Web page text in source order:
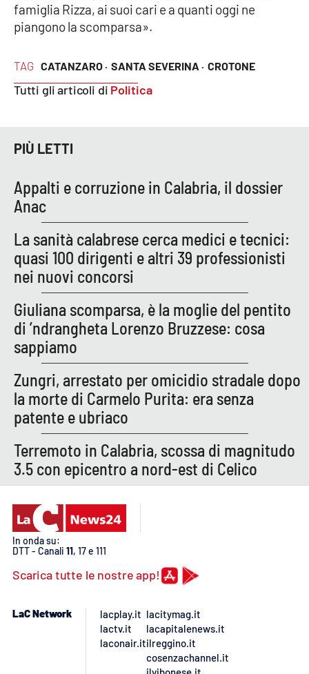
LaC Network
Catanzaro
Vibo Valentia
Reggio Calabria
Cosenza
Lamezia Terme
PROGETTI
Buona Sanità Calabria
LA
CALABRIAVISIONE
Destinazioni
Eventi
Food
TAG CATANZARO · SANTA SEVERINA · CROTONE
Tutti gli articoli di Politica
famiglia Rizza, ai suoi cari e a quanti oggi ne
piangono la scomparsa».
PIÙ LETTI
Appalti e corruzione in Calabria, il dossier
Anac
La sanità calabrese cerca medici e tecnici:
quasi 100 dirigenti e altri 39 professionisti
nei nuovi concorsi
Giuliana scomparsa, è la moglie del pentito
di ’ndrangheta Lorenzo Bruzzese: cosa
sappiamo
Zungri, arrestato per omicidio stradale dopo
la morte di Carmelo Purita: era senza
patente e ubriaco
Terremoto in Calabria, scossa di magnitudo
3.5 con epicentro a nord-est di Celico
In onda su:
DTT - Canali 11, 17 e 111
Scarica tutte le nostre app!
LaC Network
lacplay.it
lactv.it
laconair.it
lacitymag.it
lacapitalenews.it
ilreggino.it
cosenzachannel.it